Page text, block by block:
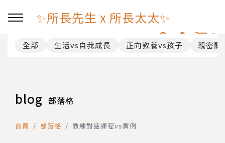
✨所長先生 x 所長太太✨
0
回主選單
一對一 諮詢預約
全部 生活vs自我成長 正向教養vs孩子 親密關
blog 部落格
首頁 部落格 教練對話課程vs實例